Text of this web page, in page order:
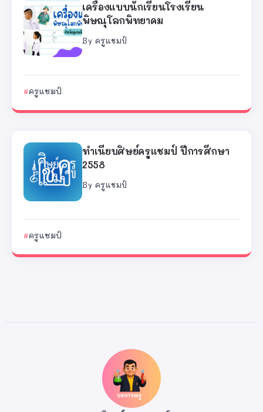
เครื่องแบบนักเรียนโรงเรียน
พิษณุโลกพิทยาคม
By ครูแชมป์
ครูแชมป์
ทำเนียบศิษย์ครูแชมป์ ปีการศึกษา
2558
By ครูแชมป์
ครูแชมป์